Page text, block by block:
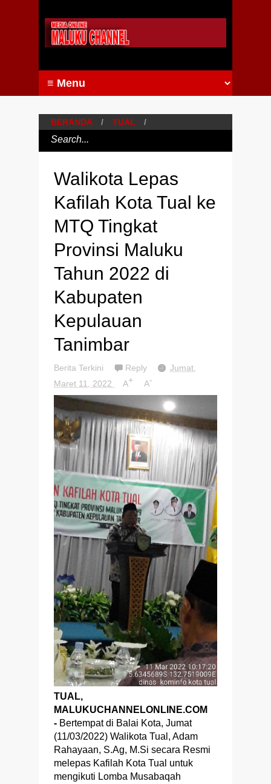
BERANDA / TUAL /
Walikota Lepas
Kafilah Kota Tual ke
MTQ Tingkat
Provinsi Maluku
Tahun 2022 di
Kabupaten
Kepulauan
Tanimbar
Berita Terkini Reply
Jumat,
Maret 11, 2022
A+ A-
TUAL,
MALUKUCHANNELONLINE.COM
- Bertempat di Balai Kota, Jumat
(11/03/2022) Walikota Tual, Adam
Rahayaan, S.Ag, M.Si secara Resmi
melepas Kafilah Kota Tual untuk
mengikuti Lomba Musabaqah